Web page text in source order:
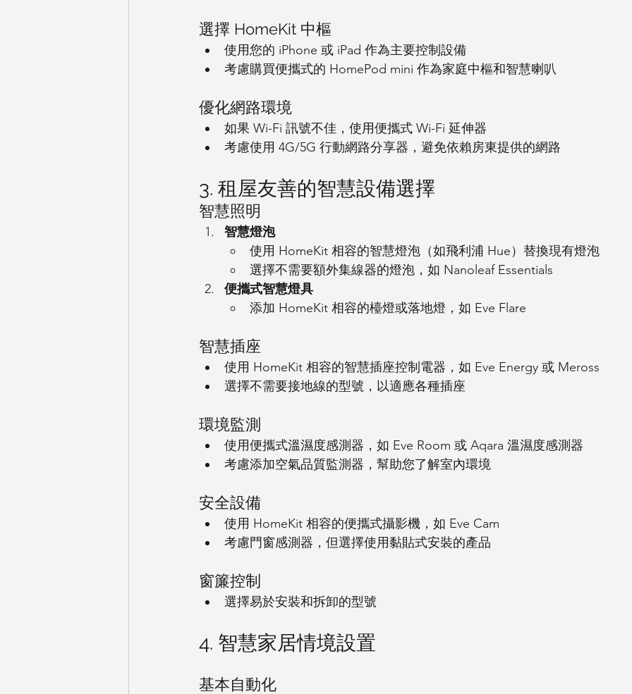
選擇 HomeKit 中樞
使用您的 iPhone 或 iPad 作為主要控制設備
考慮購買便攜式的 HomePod mini 作為家庭中樞和智慧喇叭
優化網路環境
如果 Wi-Fi 訊號不佳，使用便攜式 Wi-Fi 延伸器
考慮使用 4G/5G 行動網路分享器，避免依賴房東提供的網路
3. 租屋友善的智慧設備選擇
智慧照明
智慧燈泡
使用 HomeKit 相容的智慧燈泡（如飛利浦 Hue）替換現有燈泡
選擇不需要額外集線器的燈泡，如 Nanoleaf Essentials
便攜式智慧燈具
添加 HomeKit 相容的檯燈或落地燈，如 Eve Flare
智慧插座
使用 HomeKit 相容的智慧插座控制電器，如 Eve Energy 或 Meross
選擇不需要接地線的型號，以適應各種插座
環境監測
使用便攜式溫濕度感測器，如 Eve Room 或 Aqara 溫濕度感測器
考慮添加空氣品質監測器，幫助您了解室內環境
安全設備
使用 HomeKit 相容的便攜式攝影機，如 Eve Cam
考慮門窗感測器，但選擇使用黏貼式安裝的產品
窗簾控制
選擇易於安裝和拆卸的型號
4. 智慧家居情境設置
基本自動化